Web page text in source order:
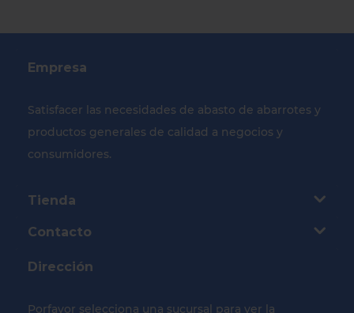
Empresa
Satisfacer las necesidades de abasto de abarrotes y
productos generales de calidad a negocios y
consumidores.
Tienda
Contacto
Dirección
Porfavor selecciona una sucursal para ver la